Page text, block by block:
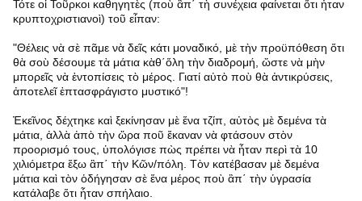
Τότε οἱ Τοῦρκοι καθηγητὲς (ποὺ ἂπ΄ τὴ συνέχεια φαίνεται ὅτι ἦταν
κρυπτοχριστιανοὶ) τοῦ εἶπαν:
"Θέλεις νὰ σὲ πᾶμε νὰ δεῖς κάτι μοναδικό, μὲ τὴν προϋπόθεση ὅτι
θὰ σοὺ δέσουμε τὰ μάτια κὰθ΄ὅλη τὴν διαδρομή, ὥστε νὰ μὴν
μπορεῖς νὰ ἐντοπίσεις τὸ μέρος. Γιατί αὐτὸ ποὺ θὰ ἀντικρύσεις,
ἀποτελεῖ ἑπτασφράγιστο μυστικό"!
Ἐκεῖνος δέχτηκε καὶ ξεκίνησαν μὲ ἕνα τζίπ, αὐτὸς μὲ δεμένα τὰ
μάτια, ἀλλὰ ἀπὸ τὴν ὥρα ποῦ ἔκαναν νὰ φτάσουν στὸν
προορισμό τους, ὑπολόγισε πὼς πρέπει νὰ ἦταν περὶ τὰ 10
χιλιόμετρα ἔξω ἂπ΄ τὴν Κῶν/πόλη. Τὸν κατέβασαν μὲ δεμένα
μάτια καὶ τὸν ὁδήγησαν σὲ ἕνα μέρος ποὺ ἂπ΄ τὴν ὑγρασία
κατάλαβε ὅτι ἦταν σπήλαιο.